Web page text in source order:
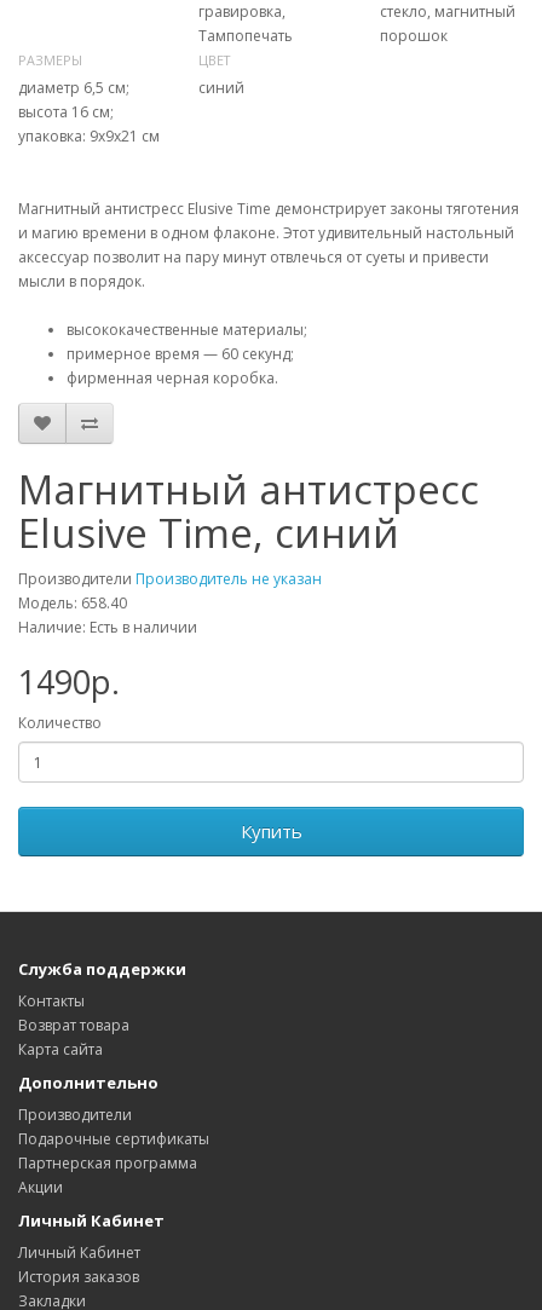
гравировка,
Тампопечать
стекло, магнитный
порошок
РАЗМЕРЫ
диаметр 6,5 см;
высота 16 см;
упаковка: 9х9х21 см
ЦВЕТ
синий
Магнитный антистресс Elusive Time демонстрирует законы тяготения
и магию времени в одном флаконе. Этот удивительный настольный
аксессуар позволит на пару минут отвлечься от суеты и привести
мысли в порядок.
высококачественные материалы;
примерное время — 60 секунд;
фирменная черная коробка.
Магнитный антистресс
Elusive Time, синий
Производители Производитель не указан
Модель: 658.40
Наличие: Есть в наличии
1490р.
Количество
Купить
Служба поддержки
Контакты
Возврат товара
Карта сайта
Дополнительно
Производители
Подарочные сертификаты
Партнерская программа
Акции
Личный Кабинет
Личный Кабинет
История заказов
Закладки